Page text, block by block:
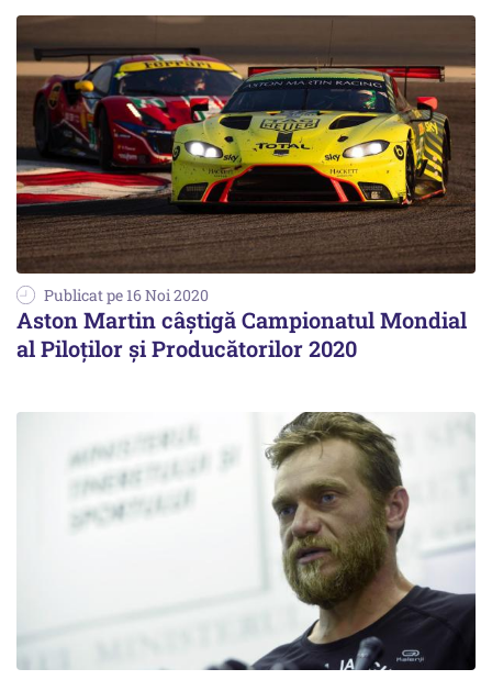
Publicat pe 16 Noi 2020
Aston Martin câștigă Campionatul Mondial
al Piloților și Producătorilor 2020